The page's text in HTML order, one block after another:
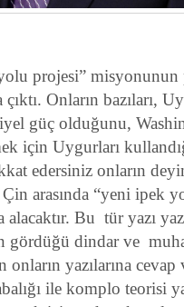
projesi” misyonunun
Onların bazıları,
güç olduğunu,
için Uygurları
edersiniz onların
arasında “yeni ipek
alacaktır. Bu tür yazı
gördüğü dindar ve
onların yazılarına
ile komplo teorisi